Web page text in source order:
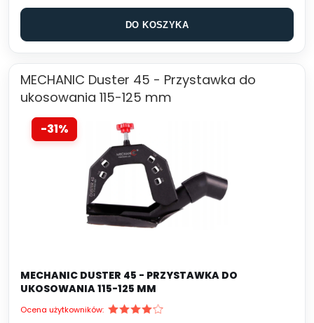
DO KOSZYKA
MECHANIC Duster 45 - Przystawka do
ukosowania 115-125 mm
-31%
MECHANIC DUSTER 45 - PRZYSTAWKA DO
UKOSOWANIA 115-125 MM
Ocena użytkowników: